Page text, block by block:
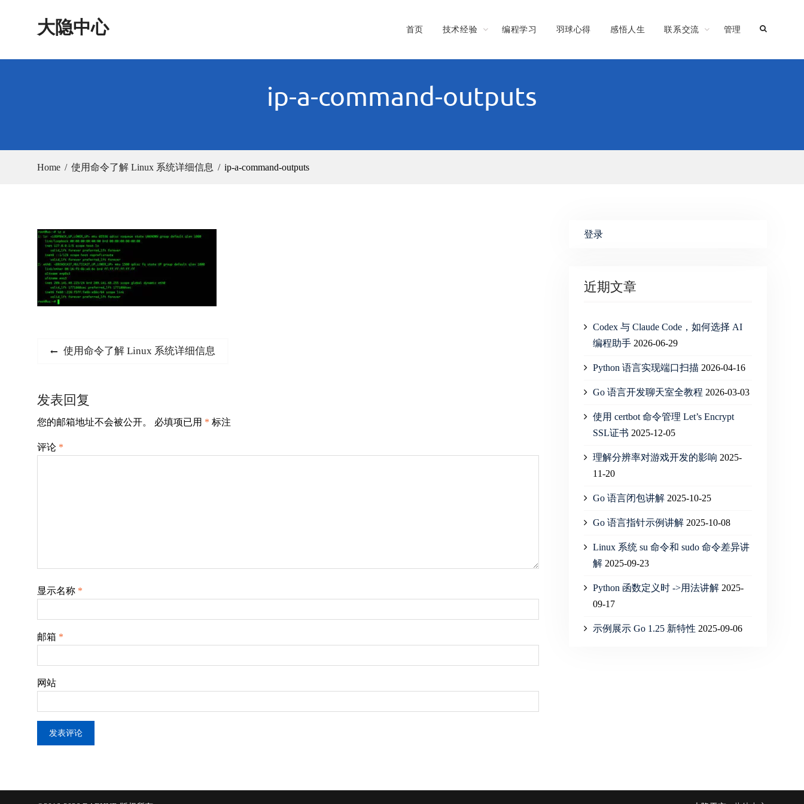
大隐中心 首页 技术经验 编程学习 羽球心得 感悟人生 联系交流 管理
ip-a-command-outputs
Home 使用命令了解 Linux 系统详细信息 ip-a-command-outputs
文
导
航
Previous
使用命令了解 Linux 系统详细信息
发表回复
您的邮箱地址不会被公开。 必填项已用 * 标注
评论 *
显示名称 *
邮箱 *
网站
登录
近期文章
Codex 与 Claude Code，如何选择 AI
编程助手 2026-06-29
Python 语言实现端口扫描 2026-04-16
Go 语言开发聊天室全教程 2026-03-03
使用 certbot 命令管理 Let’s Encrypt
SSL证书 2025-12-05
理解分辨率对游戏开发的影响 2025-
11-20
Go 语言闭包讲解 2025-10-25
Go 语言指针示例讲解 2025-10-08
Linux 系统 su 命令和 sudo 命令差异讲
解 2025-09-23
Python 函数定义时 ->用法讲解 2025-
09-17
示例展示 Go 1.25 新特性 2025-09-06